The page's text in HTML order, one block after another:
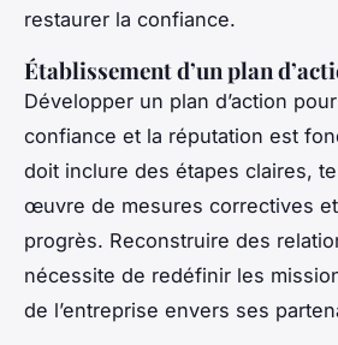
restaurer la confiance.
Établissement d’un plan
Développer un plan d’action
confiance et la réputation est
doit inclure des étapes claires,
œuvre de mesures correctives
progrès. Reconstruire des
nécessite de redéfinir les
de l’entreprise envers ses